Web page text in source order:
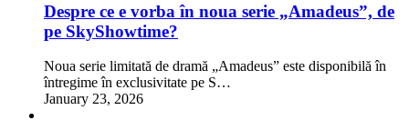
Despre ce e vorba în noua serie „Amadeus”, de
pe SkyShowtime?
Noua serie limitată de dramă „Amadeus” este disponibilă în
întregime în exclusivitate pe S…
January 23, 2026